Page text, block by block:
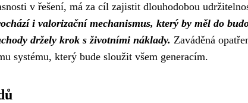
v řešení, má za cíl zajistit dlouhodobou
i valorizační mechanismus, který by měl do
držely krok s životními náklady. Zaváděná
systému, který bude sloužit všem generacím.